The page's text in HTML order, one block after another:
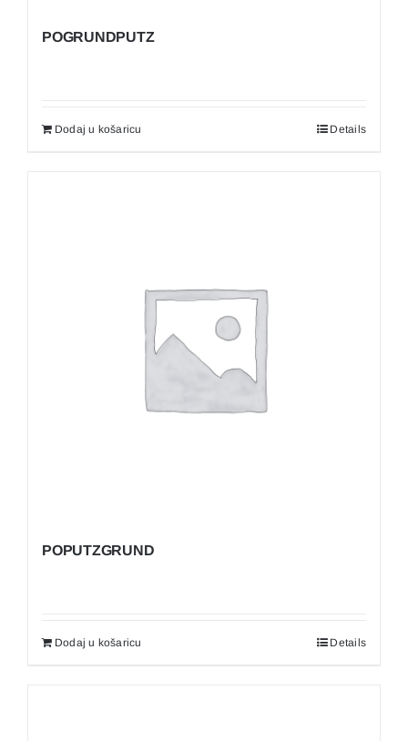
POGRUNDPUTZ
Dodaj u košaricu Details
POPUTZGRUND
Dodaj u košaricu Details